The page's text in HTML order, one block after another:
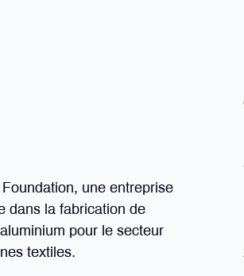
une entreprise
dans la fabrication de
pour le secteur
textiles.